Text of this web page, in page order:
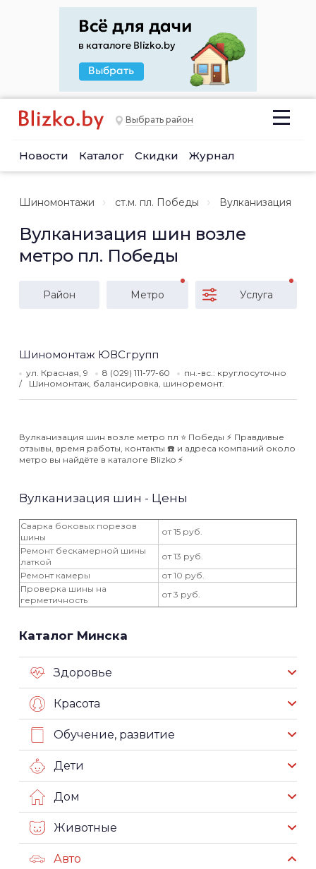
Выбрать район
Новости Каталог Скидки Журнал
Шиномонтажи ст.м. пл. Победы Вулканизация
Вулканизация шин возле
метро пл. Победы
Район Метро Услуга
Шиномонтаж ЮВСгрупп
ул. Красная, 9 8 (029) 111-77-60
пн.-вс.: круглосуточно
Шиномонтаж, балансировка, шиноремонт.
Вулканизация шин возле метро пл ⭐️ Победы ⚡️ Правдивые
отзывы, время работы, контакты ☎️ и адреса компаний около
метро вы найдёте в каталоге Blizko ⚡️
Вулканизация шин - Цены
Сварка боковых порезов
шины
от 15 руб.
Ремонт бескамерной шины
латкой
от 13 руб.
Ремонт камеры
от 10 руб.
Проверка шины на
герметичность
от 3 руб.
Каталог Минска
Здоровье
Красота
Обучение, развитие
Дети
Дом
Животные
Авто